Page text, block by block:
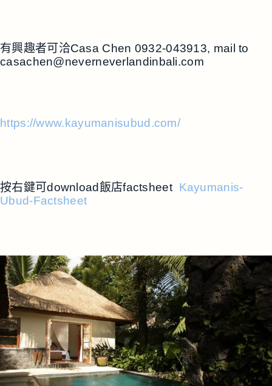
有興趣者可洽Casa Chen 0932-043913, mail to
casachen@neverneverlandinbali.com
https://www.kayumanisubud.com/
按右鍵可download飯店factsheet Kayumanis-
Ubud-Factsheet